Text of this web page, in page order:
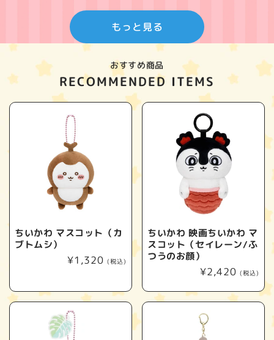
もっと見る
おすすめ商品
RECOMMENDED ITEMS
ちいかわ マスコット（カ
ブトムシ）
通
格
¥1,320 (税込)
ちいかわ 映画ちいかわ マ
スコット（セイレーン/ふ
つうのお顔）
通
価
格
¥2,420 (税込)